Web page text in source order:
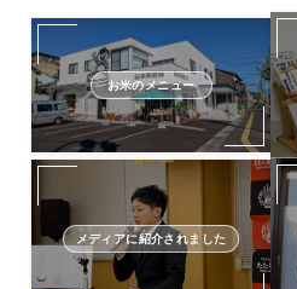
お米のメニュー
メディアに紹介されました